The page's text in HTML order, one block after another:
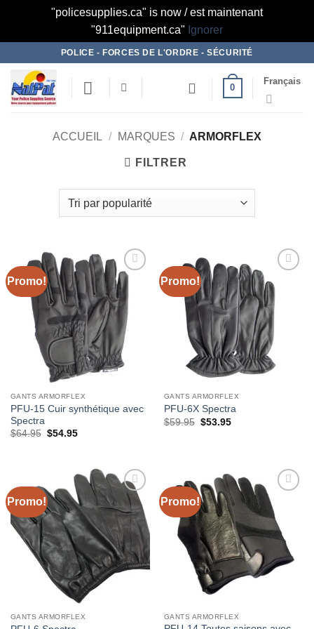
"policesupplies.ca" is now / est maintenant
"911equipment.ca" Ignorer
content
POLICE - FORCES DE L'ORDRE - SÉCURITÉ
0
Français
ACCUEIL / MARQUES / ARMORFLEX
FILTRER
Promo!
Ajouter
à la liste
de
souhaits
GANTS ARMORFLEX
PFU-15 Cuir synthétique avec
Spectra
$64.95 Le
$54.95Le
$54.95.
Promo!
Ajouter
à la liste
souhaits
GANTS ARMORFLEX
PFU-6X Spectra
$59.95 Le
$53.95Le
Promo!
Ajouter
à la liste
de
souhaits
GANTS ARMORFLEX
Promo!
Ajouter
à la liste
de
souhaits
GANTS ARMORFLEX